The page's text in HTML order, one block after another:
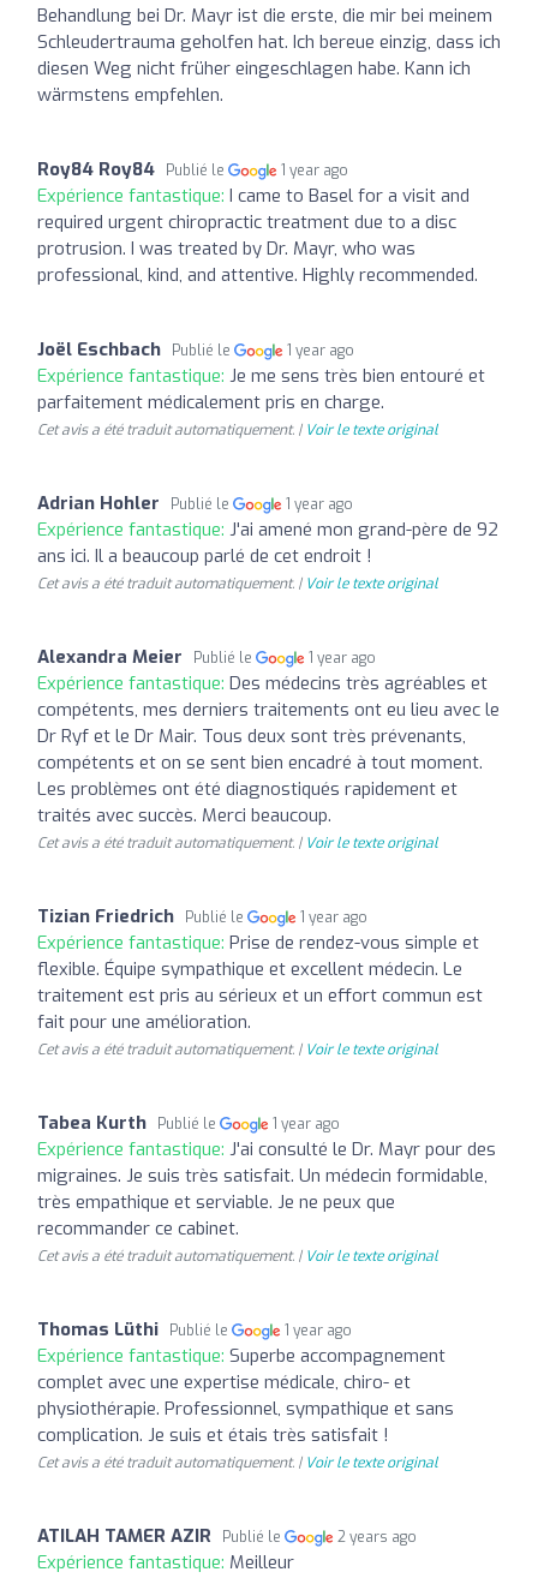
Behandlung bei Dr. Mayr ist die erste, die mir bei meinem
Schleudertrauma geholfen hat. Ich bereue einzig, dass ich
diesen Weg nicht früher eingeschlagen habe. Kann ich
wärmstens empfehlen.
Roy84 Roy84 Publié le 1 year ago
Expérience fantastique: I came to Basel for a visit and
required urgent chiropractic treatment due to a disc
protrusion. I was treated by Dr. Mayr, who was
professional, kind, and attentive. Highly recommended.
Joël Eschbach Publié le 1 year ago
Expérience fantastique: Je me sens très bien entouré et
parfaitement médicalement pris en charge.
Cet avis a été traduit automatiquement. | Voir le texte original
Adrian Hohler Publié le 1 year ago
Expérience fantastique: J'ai amené mon grand-père de 92
ans ici. Il a beaucoup parlé de cet endroit !
Cet avis a été traduit automatiquement. | Voir le texte original
Alexandra Meier Publié le 1 year ago
Expérience fantastique: Des médecins très agréables et
compétents, mes derniers traitements ont eu lieu avec le
Dr Ryf et le Dr Mair. Tous deux sont très prévenants,
compétents et on se sent bien encadré à tout moment.
Les problèmes ont été diagnostiqués rapidement et
traités avec succès. Merci beaucoup.
Cet avis a été traduit automatiquement. | Voir le texte original
Tizian Friedrich Publié le 1 year ago
Expérience fantastique: Prise de rendez-vous simple et
flexible. Équipe sympathique et excellent médecin. Le
traitement est pris au sérieux et un effort commun est
fait pour une amélioration.
Cet avis a été traduit automatiquement. | Voir le texte original
Tabea Kurth Publié le 1 year ago
Expérience fantastique: J'ai consulté le Dr. Mayr pour des
migraines. Je suis très satisfait. Un médecin formidable,
très empathique et serviable. Je ne peux que
recommander ce cabinet.
Cet avis a été traduit automatiquement. | Voir le texte original
Thomas Lüthi Publié le 1 year ago
Expérience fantastique: Superbe accompagnement
complet avec une expertise médicale, chiro- et
physiothérapie. Professionnel, sympathique et sans
complication. Je suis et étais très satisfait !
Cet avis a été traduit automatiquement. | Voir le texte original
ATILAH TAMER AZIR Publié le 2 years ago
Expérience fantastique: Meilleur